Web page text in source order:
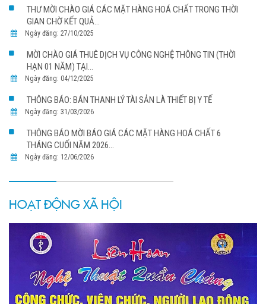
THƯ MỜI CHÀO GIÁ CÁC MẶT HÀNG HOÁ CHẤT TRONG THỜI
GIAN CHỜ KẾT QUẢ...
Ngày đăng: 27/10/2025
MỜI CHÀO GIÁ THUÊ DỊCH VỤ CÔNG NGHỆ THÔNG TIN (THỜI
HẠN 01 NĂM) TẠI...
Ngày đăng: 04/12/2025
THÔNG BÁO: BÁN THANH LÝ TÀI SẢN LÀ THIẾT BỊ Y TẾ
Ngày đăng: 31/03/2026
THÔNG BÁO MỜI BÁO GIÁ CÁC MẶT HÀNG HOÁ CHẤT 6
THÁNG CUỐI NĂM 2026...
Ngày đăng: 12/06/2026
HOẠT ĐỘNG XÃ HỘI